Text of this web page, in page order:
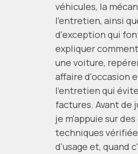
véhicules, la
l'entretien, ainsi
d'exception qui
expliquer
une voiture,
affaire d'occasion
l'entretien qui
factures. Avant de
je m'appuie sur
techniques
d'usage et, quand